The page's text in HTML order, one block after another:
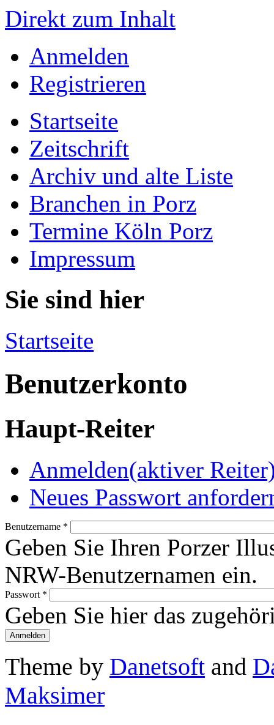
Direkt zum Inhalt
Anmelden
Registrieren
Startseite
Zeitschrift
Archiv und alte Liste
Branchen in Porz
Termine Köln Porz
Impressum
Sie sind hier
Startseite
Benutzerkonto
Haupt-Reiter
Anmelden(aktiver
Neues Passwort
Benutzername *
Geben Sie Ihren Porzer
NRW-Benutzernamen ein.
Passwort *
Geben Sie hier das
Theme by Danetsoft and
Maksimer